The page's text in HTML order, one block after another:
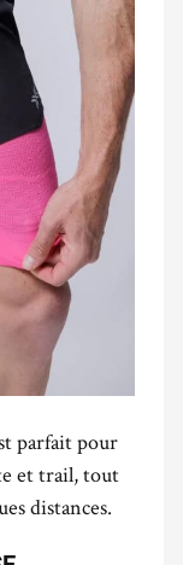
parfait pour
et trail, tout
distances.